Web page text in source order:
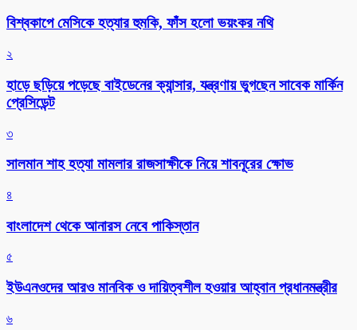
বিশ্বকাপে মেসিকে হত্যার হুমকি, ফাঁস হলো ভয়ংকর নথি
২
হাড়ে ছড়িয়ে পড়েছে বাইডেনের ক্যান্সার, যন্ত্রণায় ভুগছেন সাবেক মার্কিন
প্রেসিডেন্ট
৩
সালমান শাহ হত্যা মামলার রাজসাক্ষীকে নিয়ে শাবনূরের ক্ষোভ
৪
বাংলাদেশ থেকে আনারস নেবে পাকিস্তান
৫
ইউএনওদের আরও মানবিক ও দায়িত্বশীল হওয়ার আহ্বান প্রধানমন্ত্রীর
৬